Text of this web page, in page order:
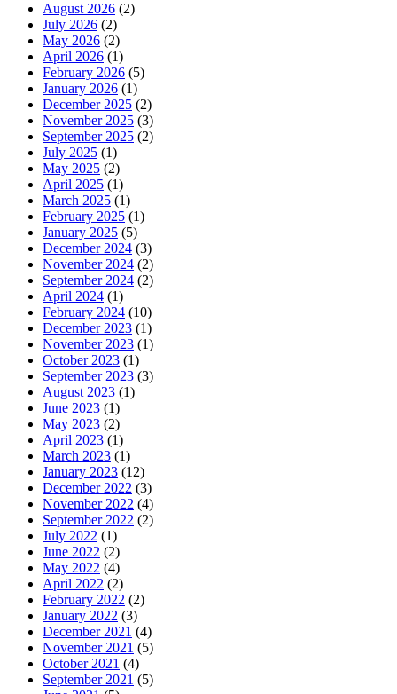
August 2026 (2)
July 2026 (2)
May 2026 (2)
April 2026 (1)
February 2026 (5)
January 2026 (1)
December 2025 (2)
November 2025 (3)
September 2025 (2)
July 2025 (1)
May 2025 (2)
April 2025 (1)
March 2025 (1)
February 2025 (1)
January 2025 (5)
December 2024 (3)
November 2024 (2)
September 2024 (2)
April 2024 (1)
February 2024 (10)
December 2023 (1)
November 2023 (1)
October 2023 (1)
September 2023 (3)
August 2023 (1)
June 2023 (1)
May 2023 (2)
April 2023 (1)
March 2023 (1)
January 2023 (12)
December 2022 (3)
November 2022 (4)
September 2022 (2)
July 2022 (1)
June 2022 (2)
May 2022 (4)
April 2022 (2)
February 2022 (2)
January 2022 (3)
December 2021 (4)
November 2021 (5)
October 2021 (4)
September 2021 (5)